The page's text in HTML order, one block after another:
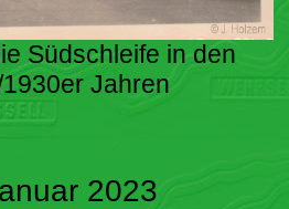
Südschleife in den
Jahren
2023